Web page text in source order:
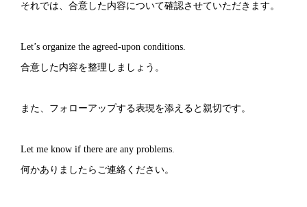
それでは、合意した内容について確認させていただきます。
Let’s organize the agreed-upon conditions.
合意した内容を整理しましょう。
また、フォローアップする表現を添えると親切です。
Let me know if there are any problems.
何かありましたらご連絡ください。